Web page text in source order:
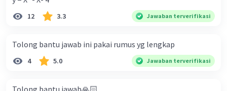
12 3.3 Jawaban terverifikasi
Tolong bantu jawab ini pakai rumus yg lengkap
4 5.0 Jawaban terverifikasi